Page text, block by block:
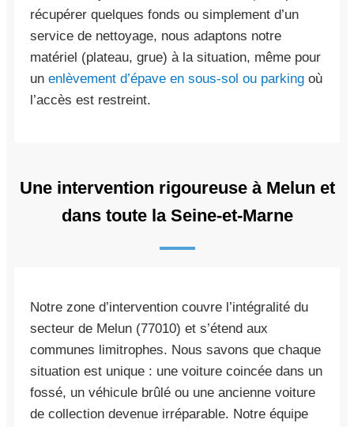
récupérer quelques fonds ou simplement d’un
service de nettoyage, nous adaptons notre
matériel (plateau, grue) à la situation, même pour
un enlèvement d’épave en sous-sol ou parking où
l’accès est restreint.
Une intervention rigoureuse à Melun et
dans toute la Seine-et-Marne
Notre zone d’intervention couvre l’intégralité du
secteur de Melun (77010) et s’étend aux
communes limitrophes. Nous savons que chaque
situation est unique : une voiture coincée dans un
fossé, un véhicule brûlé ou une ancienne voiture
de collection devenue irréparable. Notre équipe